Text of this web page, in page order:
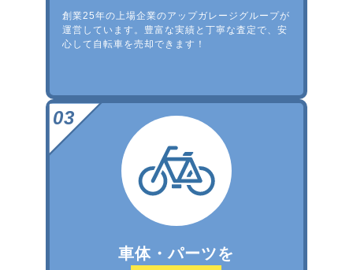
創業25年の上場企業のアップガレージグループが
運営しています。豊富な実績と丁寧な査定で、安
心して自転車を売却できます！
車体・パーツを